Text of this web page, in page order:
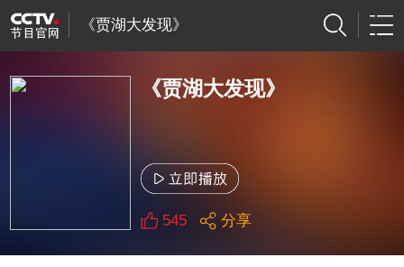
《贾湖大发现》
《贾湖大发现》
545 分享